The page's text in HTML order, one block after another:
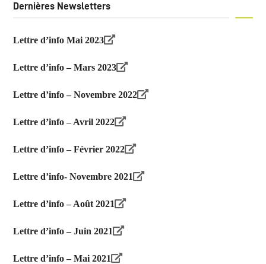
Dernières Newsletters
Lettre d’info Mai 2023
Lettre d’info – Mars 2023
Lettre d’info – Novembre 2022
Lettre d’info – Avril 2022
Lettre d’info – Février 2022
Lettre d’info- Novembre 2021
Lettre d’info – Août 2021
Lettre d’info – Juin 2021
Lettre d’info – Mai 2021